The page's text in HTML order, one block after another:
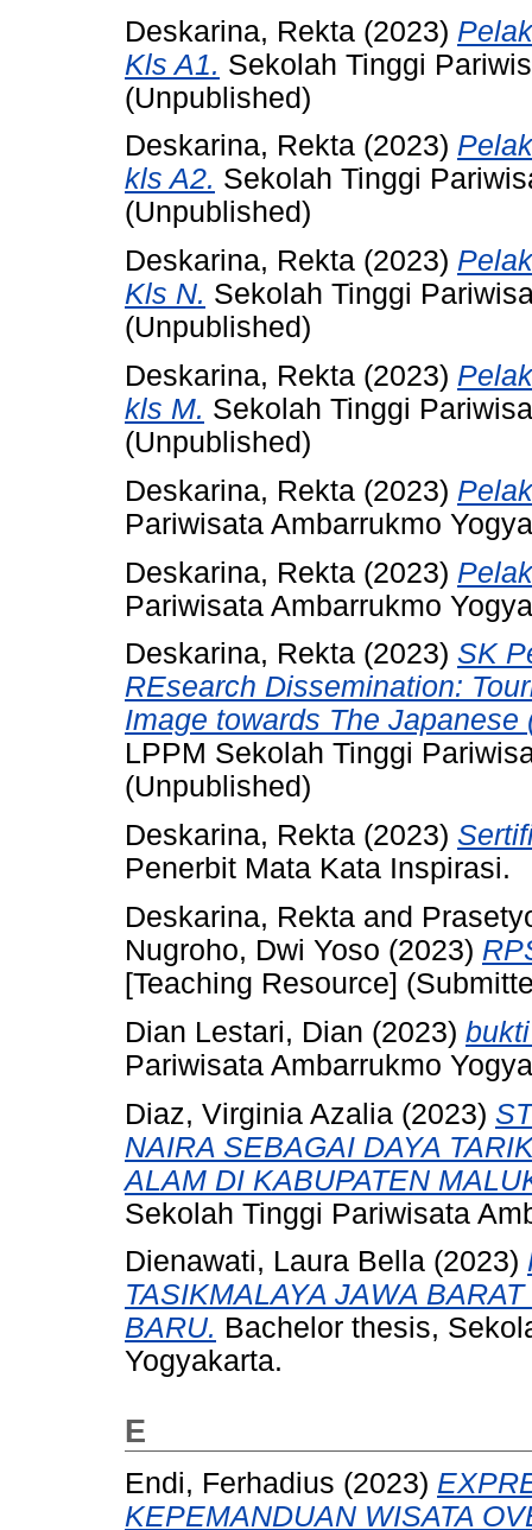
Deskarina, Rekta (2023)
Kls A1. Sekolah Tinggi
(Unpublished)
Deskarina, Rekta (2023)
kls A2. Sekolah Tinggi
(Unpublished)
Deskarina, Rekta (2023)
Kls N. Sekolah Tinggi
(Unpublished)
Deskarina, Rekta (2023)
kls M. Sekolah Tinggi
(Unpublished)
Deskarina, Rekta (2023)
Pariwisata Ambarrukmo
Deskarina, Rekta (2023)
Pariwisata Ambarrukmo
Deskarina, Rekta (2023) SK
REsearch Dissemination:
Image towards The
LPPM Sekolah Tinggi
(Unpublished)
Deskarina, Rekta (2023)
Penerbit Mata Kata Inspirasi.
Deskarina, Rekta and
Nugroho, Dwi Yoso (2023)
[Teaching Resource]
Dian Lestari, Dian (2023)
Pariwisata Ambarrukmo
Diaz, Virginia Azalia (2023)
NAIRA SEBAGAI DAYA
ALAM DI KABUPATEN
Sekolah Tinggi Pariwisata
Dienawati, Laura Bella (2023)
TASIKMALAYA JAWA
BARU. Bachelor thesis,
Yogyakarta.
E
Endi, Ferhadius (2023)
KEPEMANDUAN WISATA